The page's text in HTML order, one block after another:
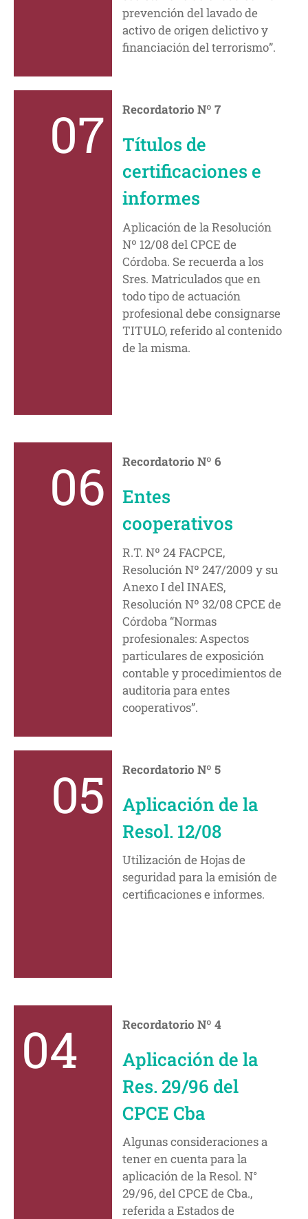
prevención del lavado de
activo de origen delictivo y
financiación del terrorismo”.
07 Recordatorio Nº 7
Títulos de
certificaciones e
informes
Aplicación de la Resolución
Nº 12/08 del CPCE de
Córdoba. Se recuerda a los
Sres. Matriculados que en
todo tipo de actuación
profesional debe consignarse
TITULO, referido al contenido
de la misma.
06 Recordatorio Nº 6
Entes
cooperativos
R.T. Nº 24 FACPCE,
Resolución Nº 247/2009 y su
Anexo I del INAES,
Resolución Nº 32/08 CPCE de
Córdoba “Normas
profesionales: Aspectos
particulares de exposición
contable y procedimientos de
auditoria para entes
cooperativos”.
05 Recordatorio Nº 5
Aplicación de la
Resol. 12/08
Utilización de Hojas de
seguridad para la emisión de
certificaciones e informes.
04 Recordatorio Nº 4
Aplicación de la
Res. 29/96 del
CPCE Cba
Algunas consideraciones a
tener en cuenta para la
aplicación de la Resol. N°
29/96, del CPCE de Cba.,
referida a Estados de